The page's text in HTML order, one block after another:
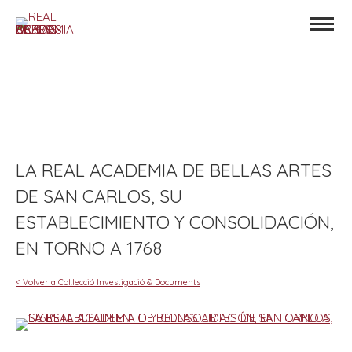
LA REAL ACADEMIA DE BELLAS ARTES
DE SAN CARLOS, SU
ESTABLECIMIENTO Y CONSOLIDACIÓN,
EN TORNO A 1768
< Volver a Col.lecció Investigació & Documents